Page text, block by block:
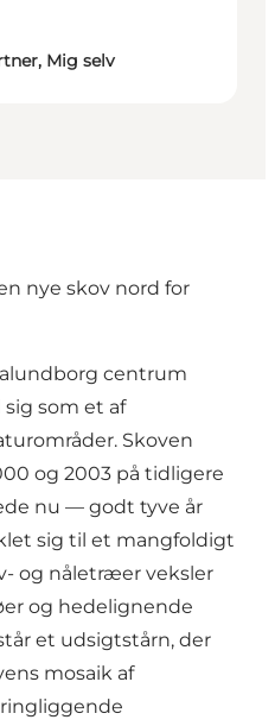
Mig selv
nye skov nord for
centrum
sig som et af
Skoven
og 2003 på tidligere
nu — godt tyve år
sig til et mangfoldigt
og nåletræer veksler
og hedelignende
et udsigtstårn, der
mosaik af